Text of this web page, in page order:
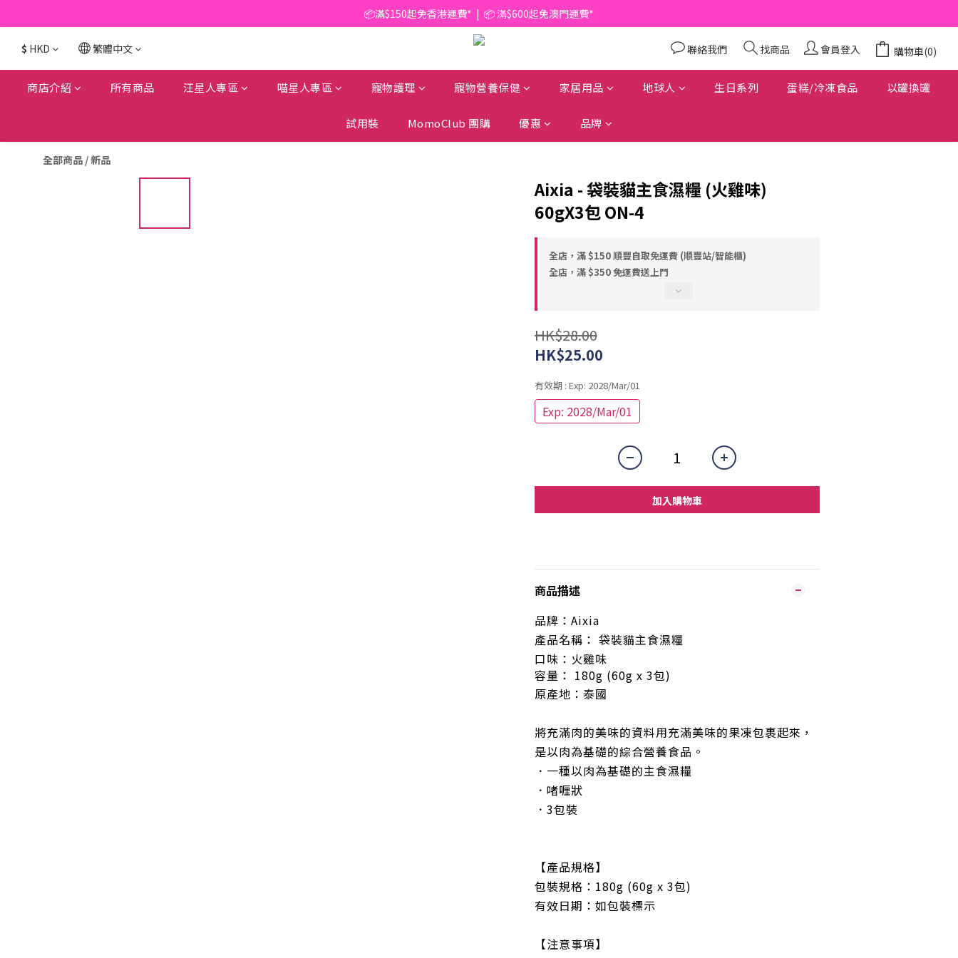
📦滿$150起免香港運費*  |  📦 滿$600起免澳門運費*
📦滿$150起免香港運費*  |  📦 滿$600起免澳門運費*
🥫 罐頭優惠 | 任選* 6件 即減 $6 |  任選* 24件 即減 $30 🥫 (按此了解更多)
📦滿$150起免香港運費*  |  📦 滿$600起免澳門運費*
$ HKD 繁體中文 聯絡我們 找商品 會員登入 購物車(0)
商店介紹 所有商品 汪星人專區 喵星人專區 寵物護理 寵物營養保健 家居用品 地球人 生日系列 蛋糕/冷凍食品 以罐換罐
試用裝 MomoClub 團購 優惠 品牌
全部商品 /新品
Aixia - 袋裝貓主食濕糧 (火雞味)
60gX3包 ON-4
全店，滿 $150 順豐自取免運費 (順豐站/智能櫃)
全店，滿 $350 免運費送上門
HK$28.00
HK$25.00
有效期 : Exp: 2028/Mar/01
Exp: 2028/Mar/01
加入購物車
商品描述
品牌： Aixia
產品名稱： 袋裝貓主食濕糧
口味：火雞味
容量： 180g (60g x 3包)
原產地： 泰國
將充滿肉的美味的資料用充滿美味的果凍包裹起來，
是以肉為基礎的綜合營養食品。
．一種以肉為基礎的主食濕糧
．啫喱狀
．3包裝
【產品規格】
包裝規格：180g (60g x 3包)
有效日期：如包裝標示
【注意事項】